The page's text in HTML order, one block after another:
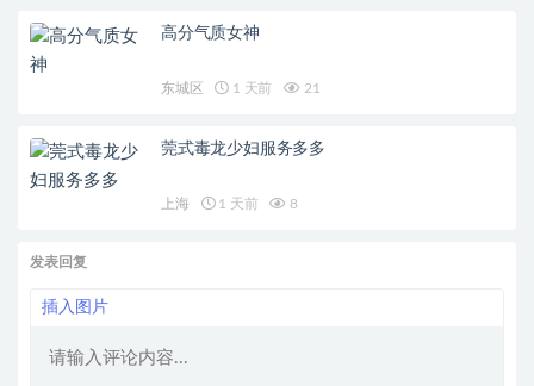
高分气质女神
东城区 1 天前 21
莞式毒龙少妇服务多多
上海 1 天前 8
发表回复
插入图片